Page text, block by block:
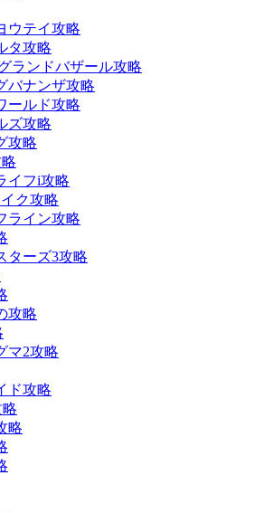
ウテイ攻略
タ攻略
ランドバザール攻略
バナンザ攻略
ールド攻略
ズ攻略
攻略
イフi攻略
ク攻略
ライン攻略
ターズ3攻略
攻略
マ2攻略
ド攻略
略